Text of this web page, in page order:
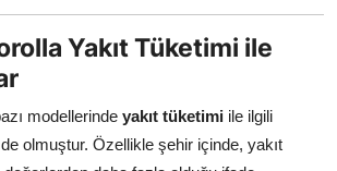
Yakıt Tüketimi ile
modellerinde yakıt tüketimi ile ilgili
olmuştur. Özellikle şehir içinde, yakıt